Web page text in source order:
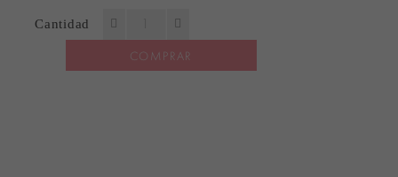
Cantidad
COMPRAR